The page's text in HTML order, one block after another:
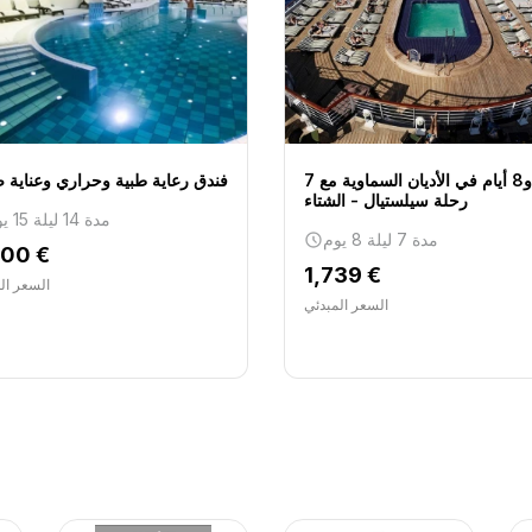
رحلة يوم كامل فاخرة: رحلة
في فندق لوجو بودروم، حجزنا جولة خاصة في بودروم وكنا راضين جدًا
إلى أفسس. كانت كلتا التجربتين منظمتين بشكل مثالي وذكريات لا تُنسى. موصى بها بشدة!"
رحلة يوم كامل فاخرة: رحلة
فندق رعاية طبية وحراري وعناية
مدة 14 ليلة 15 يوم
€
السعر
7 ليالٍ و8 أيام في الأديان السماوية مع
رحلة سيلستيال - الشتاء
مدة 7 ليلة 8 يوم
1,739 €
السعر المبدئي